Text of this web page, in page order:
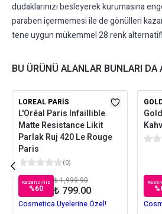
dudaklarınızı besleyerek kurumasına
paraben içermemesi ile de gönülleri
tene uygun mükemmel 28 renk
BU ÜRÜNÜ ALANLAR BUNLARI DA
LOREAL PARIS
L'Oréal Paris Infaillible
Matte Resistance Likit
Parlak Ruj 420 Le Rouge
Paris
(0)
Kazancınız
%60
₺ 1,999.90
₺ 799.00
Cosmetica Üyelerine Özel!
%